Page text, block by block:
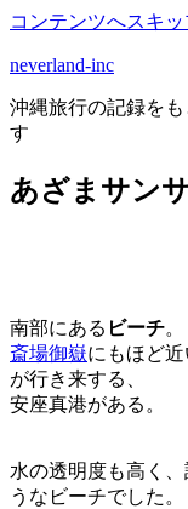
コンテンツへスキッ
neverland-inc
沖縄旅行の記録を
す
あざまサン
南部にある ビーチ。
斎場御嶽にもほど
が行き来する、
安座真港がある。
水の透明度も高く
うなビーチでした。